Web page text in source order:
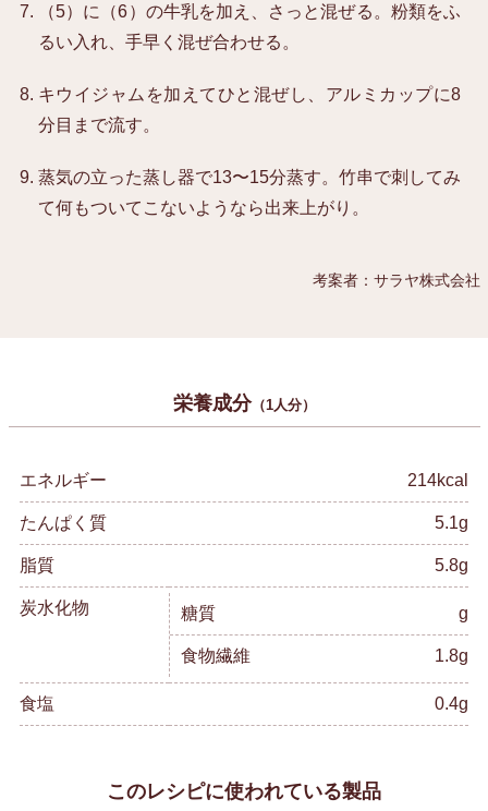
（5）に（6）の牛乳を加え、さっと混ぜる。粉類をふ
るい入れ、手早く混ぜ合わせる。
キウイジャムを加えてひと混ぜし、アルミカップに8
分目まで流す。
蒸気の立った蒸し器で13〜15分蒸す。竹串で刺してみ
て何もついてこないようなら出来上がり。
考案者：サラヤ株式会社
栄養成分（1人分）
エネルギー 214kcal
たんぱく質 5.1g
脂質 5.8g
炭水化物 糖質 g
食物繊維 1.8g
食塩 0.4g
このレシピに使われている製品